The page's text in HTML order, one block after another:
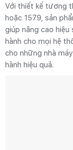
Với thiết kế tương
hoặc 1579, sản
giúp nâng cao
hành cho mọi hệ
cho những nhà
hành hiệu quả.